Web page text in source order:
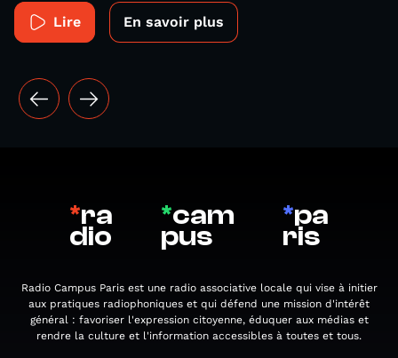
Lire En savoir plus
*ra
dio
*cam
pus
*pa
ris
Radio Campus Paris est une radio associative locale qui vise à initier
aux pratiques radiophoniques et qui défend une mission d'intérêt
général : favoriser l'expression citoyenne, éduquer aux médias et
rendre la culture et l'information accessibles à toutes et tous.